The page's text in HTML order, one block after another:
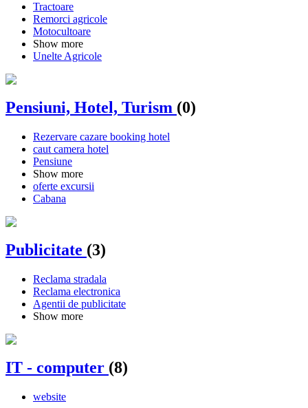
Tractoare
Remorci agricole
Motocultoare
Show more
Unelte Agricole
Pensiuni, Hotel, Turism (0)
Rezervare cazare booking hotel
caut camera hotel
Pensiune
Show more
oferte excursii
Cabana
Publicitate (3)
Reclama stradala
Reclama electronica
Agentii de publicitate
Show more
IT - computer (8)
website